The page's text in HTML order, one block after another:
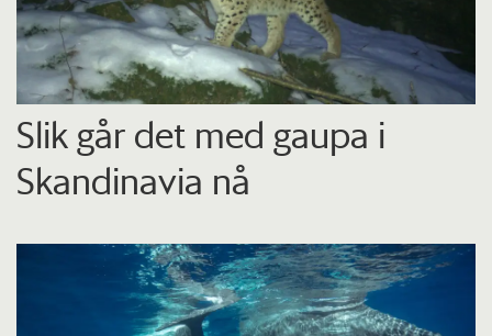
Slik går det med gaupa i
Skandinavia nå